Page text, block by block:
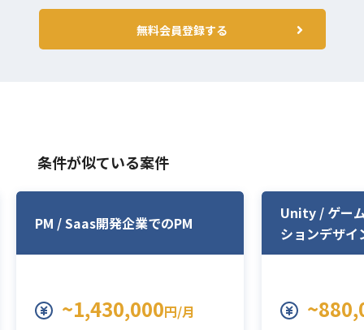
無料会員登録する
条件が似ている案件
PM / Saas開発企業でのPM
~1,430,000円/月
Unity / ゲー
ションデザイ